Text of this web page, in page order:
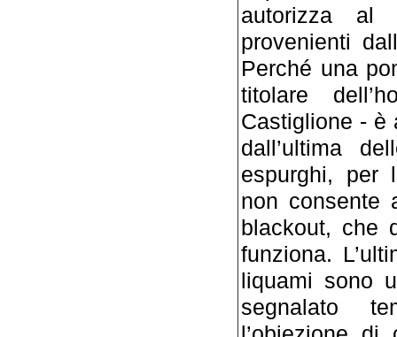
autorizza al
provenienti
Perché una
titolare
Castiglione - è
dall’ultima
espurghi, per
non consente
blackout, che
funziona.
liquami sono
segnalato